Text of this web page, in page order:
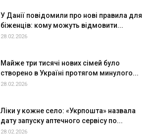
У Данії повідомили про нові правила для
біженців: кому можуть відмовити...
28.02.2026
Майже три тисячі нових сімей було
створено в Україні протягом минулого...
28.02.2026
Ліки у кожне село: «Укрпошта» назвала
дату запуску аптечного сервісу по...
28.02.2026